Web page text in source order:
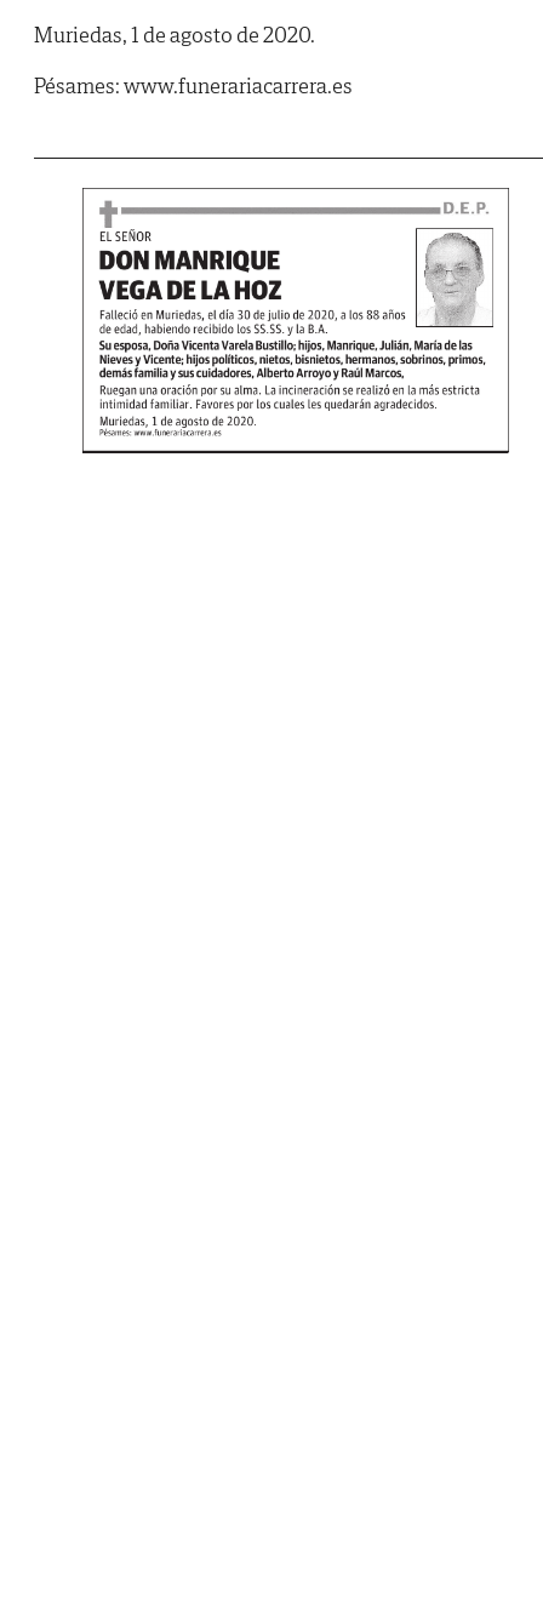
Muriedas, 1 de agosto de 2020.
Pésames: www.funerariacarrera.es